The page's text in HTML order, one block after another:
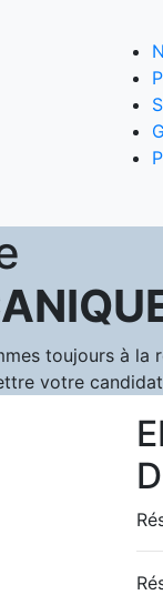
toujours à
votre